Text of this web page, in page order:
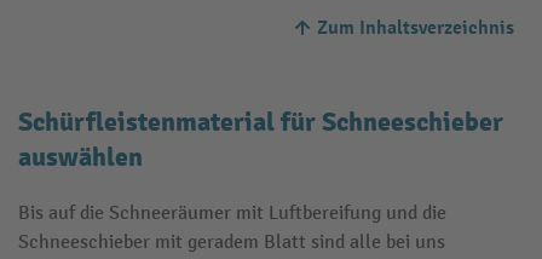
Zum Inhaltsverzeichnis
Schürfleistenmaterial für Schneeschieber
auswählen
Bis auf die Schneeräumer mit Luftbereifung und die
Schneeschieber mit geradem Blatt sind alle bei uns